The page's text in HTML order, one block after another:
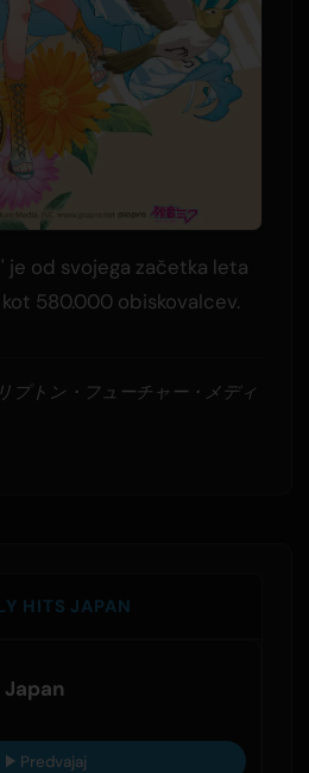
je od svojega začetka leta
580.000 obiskovalcev.
プトン・フューチャー・メディ
HITS JAPAN
Predvajaj